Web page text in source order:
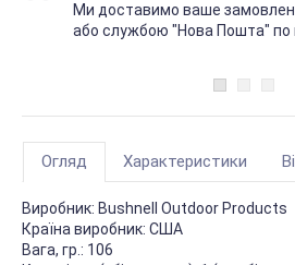
Ми доставимо ваше
або службою "Нова Пошта" по
Огляд Характеристики
Виробник: Bushnell Outdoor Products
Країна виробник: США
Вага, гр.: 106